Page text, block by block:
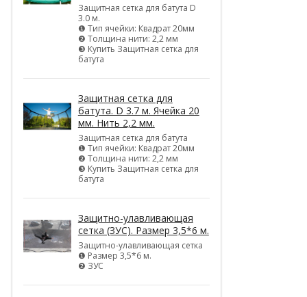
Защитная сетка для батута D
3.0 м.
❶ Тип ячейки: Квадрат 20мм
❷ Толщина нити: 2,2 мм
❸ Купить Защитная сетка для
батута
Защитная сетка для
батута. D 3.7 м. Ячейка 20
мм. Нить 2,2 мм.
Защитная сетка для батута
❶ Тип ячейки: Квадрат 20мм
❷ Толщина нити: 2,2 мм
❸ Купить Защитная сетка для
батута
Защитно-улавливающая
сетка (ЗУС). Размер 3,5*6 м.
Защитно-улавливающая сетка
❶ Размер 3,5*6 м.
❷ ЗУС